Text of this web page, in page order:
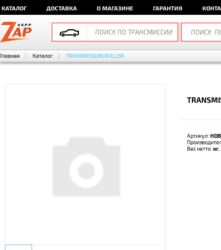
КАТАЛОГ ДОСТАВКА О МАГАЗИНЕ ГАРАНТИЯ
Главная Каталог TRANSMISSION ROLLER
Артикул:
Вес нетто: кг.